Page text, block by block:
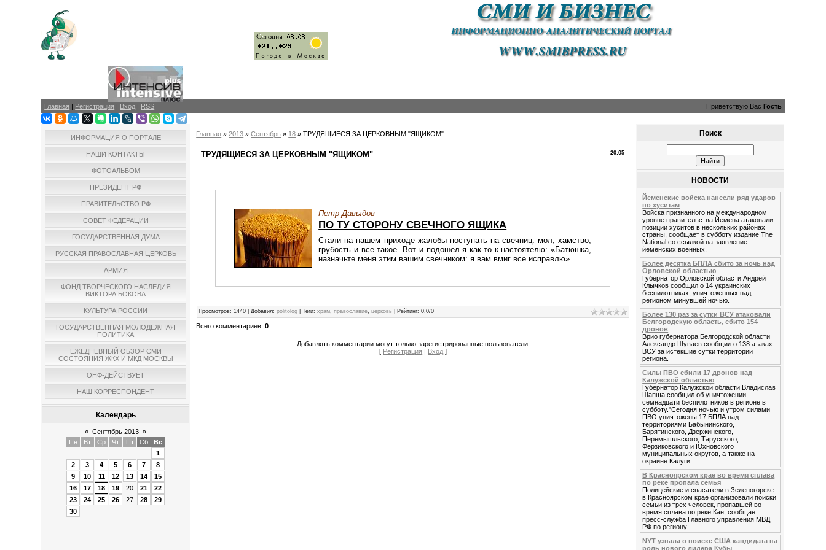
Главная | Регистрация | Вход | RSS Приветствую Вас Гость
ИНФОРМАЦИЯ О ПОРТАЛЕ
НАШИ КОНТАКТЫ
ФОТОАЛЬБОМ
ПРЕЗИДЕНТ РФ
ПРАВИТЕЛЬСТВО РФ
СОВЕТ ФЕДЕРАЦИИ
ГОСУДАРСТВЕННАЯ ДУМА
РУССКАЯ ПРАВОСЛАВНАЯ ЦЕРКОВЬ
АРМИЯ
ФОНД ТВОРЧЕСКОГО НАСЛЕДИЯ
ВИКТОРА БОКОВА
КУЛЬТУРА РОССИИ
ГОСУДАРСТВЕННАЯ МОЛОДЕЖНАЯ
ПОЛИТИКА
ЕЖЕДНЕВНЫЙ ОБЗОР СМИ
СОСТОЯНИЯ ЖКХ И МКД МОСКВЫ
ОНФ-ДЕЙСТВУЕТ
НАШ КОРРЕСПОНДЕНТ
Календарь
« Сентябрь 2013 »
Пн
Вт Ср Чт Пт Сб
Вс
1
2
3 4 5 6 7
8
9
10 11 12 13 14
15
16
17 18 19 20 21
22
23
24 25 26 27 28
29
30
Главная »2013 » Сентябрь » 18 » ТРУДЯЩИЕСЯ ЗА ЦЕРКОВНЫМ "ЯЩИКОМ"
20:05
ТРУДЯЩИЕСЯ ЗА ЦЕРКОВНЫМ "ЯЩИКОМ"
Петр Давыдов
ПО ТУ СТОРОНУ СВЕЧНОГО ЯЩИКА
Стали на нашем приходе жалобы поступать на свечниц: мол, хамство,
грубость и все такое. Вот и подошел я как-то к настоятелю: «Батюшка,
назначьте меня этим вашим свечником: я вам вмиг все исправлю».
Просмотров: 1440 Добавил: politolog |Теги: храм ,православие ,церковь Рейтинг: 0.0/0
Всего комментариев:0
Добавлять комментарии могут только зарегистрированные пользователи.
[ Регистрация | Вход ]
Поиск
НОВОСТИ
Йеменские войска нанесли ряд ударов
по хуситам
Войска признанного на международном
уровне правительства Йемена атаковали
позиции хуситов в нескольких районах
страны, сообщает в субботу издание The
National со ссылкой на заявление
йеменских военных.
Более десятка БПЛА сбито за ночь над
Орловской областью
Губернатор Орловской области Андрей
Клычков сообщил о 14 украинских
беспилотниках, уничтоженных над
регионом минувшей ночью.
Более 130 раз за сутки ВСУ атаковали
Белгородскую область, сбито 154
дронов
Врио губернатора Белгородской области
Александр Шуваев сообщил о 138 атаках
ВСУ за истекшие сутки территории
региона.
Силы ПВО сбили 17 дронов над
Калужской областью
Губернатор Калужской области Владислав
Шапша сообщил об уничтожении
семнадцати беспилотников в регионе в
субботу."Сегодня ночью и утром силами
ПВО уничтожены 17 БПЛА над
территориями Бабынинского,
Барятинского, Дзержинского,
Перемышльского, Тарусского,
Ферзиковского и Юхновского
муниципальных округов, а также на
окраине Калуги.
В Красноярском крае во время сплава
по реке пропала семья
Полицейские и спасатели в Зеленогорске
в Красноярском крае организовали поиски
семьи из трех человек, пропавшей во
время сплава по реке Кан, сообщает
пресс-служба Главного управления МВД
РФ по региону.
NYT узнала о поиске США кандидата на
роль нового лидера Кубы